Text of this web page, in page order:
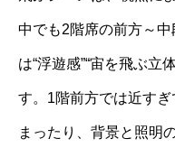
中でも2階席の前方～中
は“浮遊感”“宙を飛ぶ立
す。1階前方では近す
まったり、背景と照明